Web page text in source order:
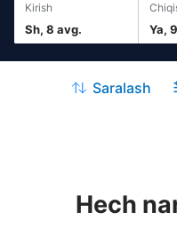
Kirish
Sh, 8 avg. Ya,
Saralash
Hech